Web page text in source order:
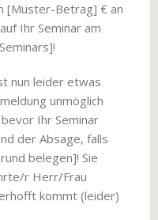
[Muster-Betrag] € an
Ihr Seminar am
nun leider etwas
unmöglich
Ihr Seminar
der Absage, falls
belegen]! Sie
r Herr/Frau
kommt (leider)